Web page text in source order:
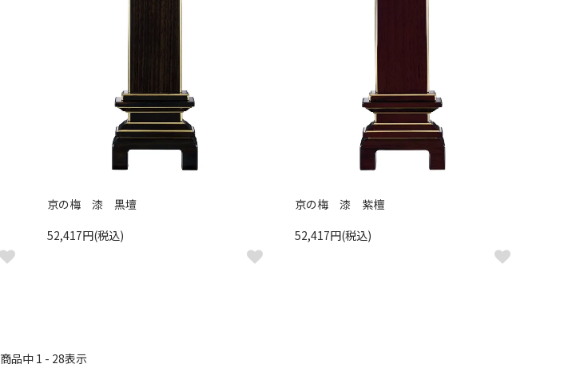
京の梅 漆 黒壇
52,417円(税込)
京の梅 漆 紫檀
52,417円(税込)
商品中 1 - 28表示